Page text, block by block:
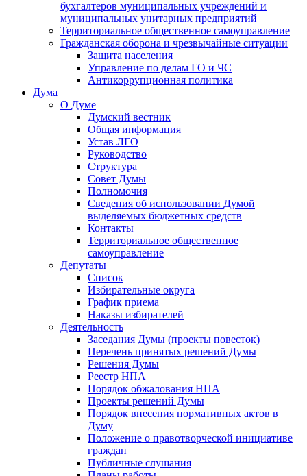
бухгалтеров муниципальных учреждений и
муниципальных унитарных предприятий
Территориальное общественное самоуправление
Гражданская оборона и чрезвычайные ситуации
Защита населения
Управление по делам ГО и ЧС
Антикоррупционная политика
Дума
О Думе
Думский вестник
Общая информация
Устав ЛГО
Руководство
Структура
Совет Думы
Полномочия
Сведения об использовании Думой
выделяемых бюджетных средств
Контакты
Территориальное общественное
самоуправление
Депутаты
Список
Избирательные округа
График приема
Наказы избирателей
Деятельность
Заседания Думы (проекты повесток)
Перечень принятых решений Думы
Решения Думы
Реестр НПА
Порядок обжалования НПА
Проекты решений Думы
Порядок внесения нормативных актов в
Думу
Положение о правотворческой инициативе
граждан
Публичные слушания